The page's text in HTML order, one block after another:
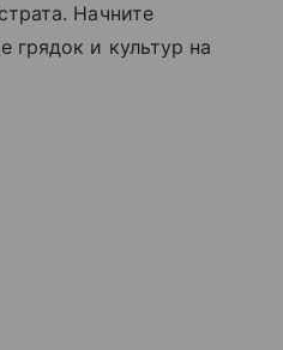
Начните
грядок и культур на